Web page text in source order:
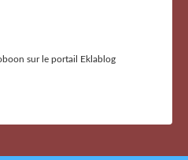
sur le portail Eklablog